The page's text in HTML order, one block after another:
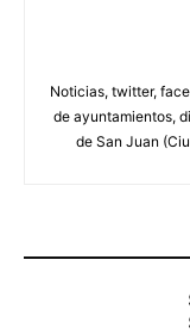
Noticias, twitter,
de ayuntamientos,
de San Juan